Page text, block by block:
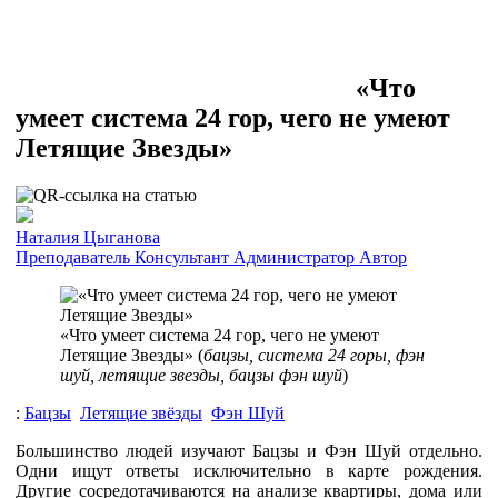
«Что
умеет система 24 гор, чего не умеют
Летящие Звезды»
Наталия Цыганова
Преподаватель Консультант Администратор Автор
«Что умеет система 24 гор, чего не умеют
Летящие Звезды» (бацзы, система 24 горы, фэн
шуй, летящие звезды, бацзы фэн шуй)
: Бацзы Летящие звёзды Фэн Шуй
Большинство людей изучают Бацзы и Фэн Шуй отдельно.
Одни ищут ответы исключительно в карте рождения.
Другие сосредотачиваются на анализе квартиры, дома или